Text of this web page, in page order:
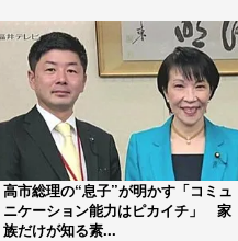
高市総理の“息子”が明かす「コミュ
ニケーション能力はピカイチ」 家
族だけが知る素...